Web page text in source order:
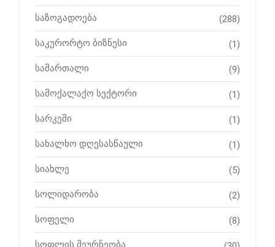
საზოგადოება (288)
საკურორტო ბიზნესი (1)
სამართალი (9)
სამოქალაქო სექტორი (1)
სარკეში (1)
სახალხო დღესასწაული (1)
სიახლე (5)
სოლიდარობა (2)
სოფელი (8)
სოფლის მეურნეობა